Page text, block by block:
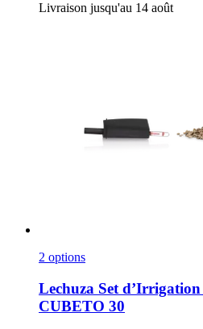
Livraison jusqu'au 14 août
2 options
Lechuza Set
CUBETO 30